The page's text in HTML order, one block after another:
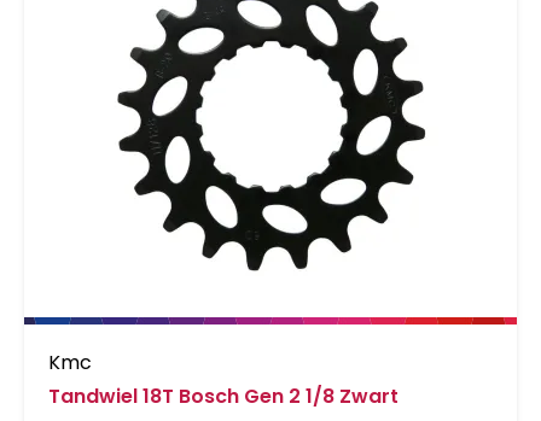
Kmc
Tandwiel 18T Bosch Gen 2 1/8 Zwart